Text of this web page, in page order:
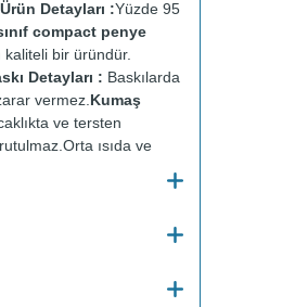
Ürün Detayları :Yüzde 95
compact penye
bir üründür.
Detayları : Baskılarda
vermez. Kumaş
ve tersten
Orta ısıda ve